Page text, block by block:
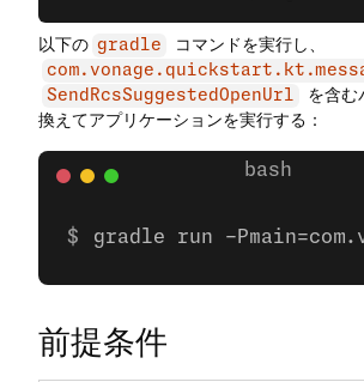
以下の gradle コマンドを実行し、
SendRcsSuggestedOpenUrl
を含む
換えてアプリケーションを実行する：
gradle run -
前提条件